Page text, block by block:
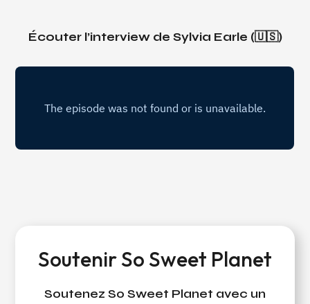
Écouter l’interview de Sylvia Earle (🇺🇸)
Soutenir So Sweet Planet
Soutenez So Sweet Planet avec un